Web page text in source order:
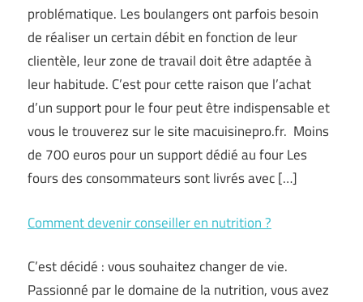
problématique. Les boulangers ont parfois besoin
de réaliser un certain débit en fonction de leur
clientèle, leur zone de travail doit être adaptée à
leur habitude. C’est pour cette raison que l’achat
d’un support pour le four peut être indispensable et
vous le trouverez sur le site macuisinepro.fr. Moins
de 700 euros pour un support dédié au four Les
fours des consommateurs sont livrés avec […]
Comment devenir conseiller en nutrition ?
C’est décidé : vous souhaitez changer de vie.
Passionné par le domaine de la nutrition, vous avez